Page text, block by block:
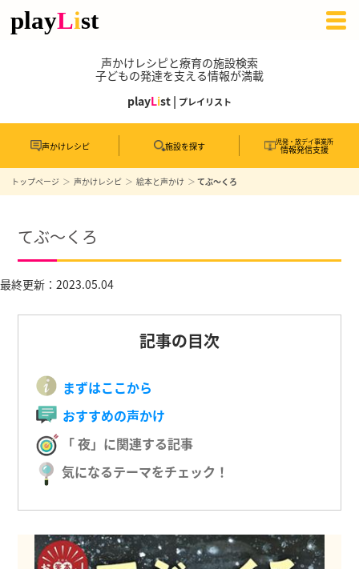
声かけレシピと療育の施設検索
子どもの発達を支える情報が満載
playList | プレイリスト
声かけレシピ 施設を探す 児発・放デイ事業所
情報発信支援
トップページ 声かけレシピ 絵本と声かけ てぶ〜くろ
てぶ〜くろ
最終更新：2023.05.04
記事の目次
まずはここから
おすすめの声かけ
「 夜」に関連する記事
気になるテーマをチェック！